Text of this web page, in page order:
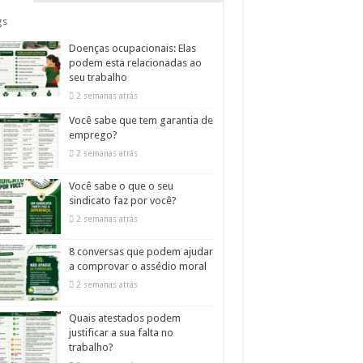
Doenças ocupacionais: Elas
podem esta relacionadas ao
seu trabalho
2 semanas atrás
Você sabe que tem garantia de
emprego?
2 semanas atrás
Você sabe o que o seu
sindicato faz por você?
2 semanas atrás
8 conversas que podem ajudar
a comprovar o assédio moral
2 semanas atrás
Quais atestados podem
justificar a sua falta no
trabalho?